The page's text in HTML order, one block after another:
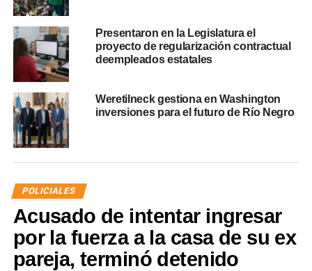
Presentaron en la Legislatura el
proyecto de regularización contractual
deempleados estatales
Weretilneck gestiona en Washington
inversiones para el futuro de Río Negro
POLICIALES
Acusado de intentar ingresar
por la fuerza a la casa de su ex
pareja, terminó detenido